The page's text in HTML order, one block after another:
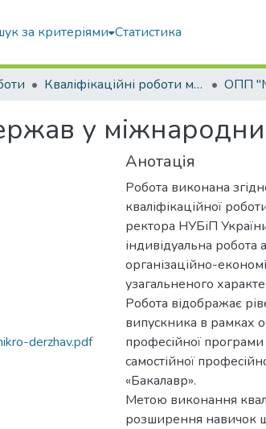
за критеріями Статистика
Кваліфікаційні роботи магістрів
у
derzhav.pdf
Анотація
Робота виконана
кваліфікаційної
ректора НУБіП
індивідуальна робота
організаційно-
узагальненого
Робота відображає
випускника в рамках
професійної програми
самостійної
«Бакалавр».
Метою виконання
розширення навичок